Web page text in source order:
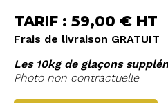
TARIF : 59,00 € HT
Frais de livraison GRATUIT
Les 10kg de glaçons
Photo non contractuelle